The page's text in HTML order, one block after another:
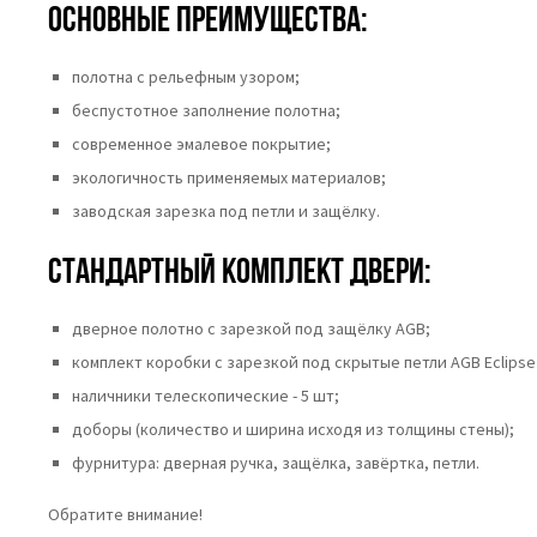
Основные преимущества:
полотна c рельефным узором;
беспустотное заполнение полотна;
современное эмалевое покрытие;
экологичность применяемых материалов;
заводская зарезка под петли и защёлку.
Стандартный комплект двери:
дверное полотно с зарезкой под защёлку AGB;
комплект коробки с зарезкой под скрытые петли AGB
наличники телескопические - 5 шт;
доборы (количество и ширина исходя из толщины стены);
фурнитура: дверная ручка, защёлка, завёртка, петли.
Обратите внимание!